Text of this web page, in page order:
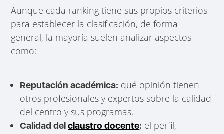
Aunque cada ranking tiene sus propios criterios
para establecer la clasificación, de forma
general, la mayoría suelen analizar aspectos
como:
Reputación académica: qué opinión tienen
otros profesionales y expertos sobre la calidad
del centro y sus programas.
Calidad delclaustro docente: el perfil,